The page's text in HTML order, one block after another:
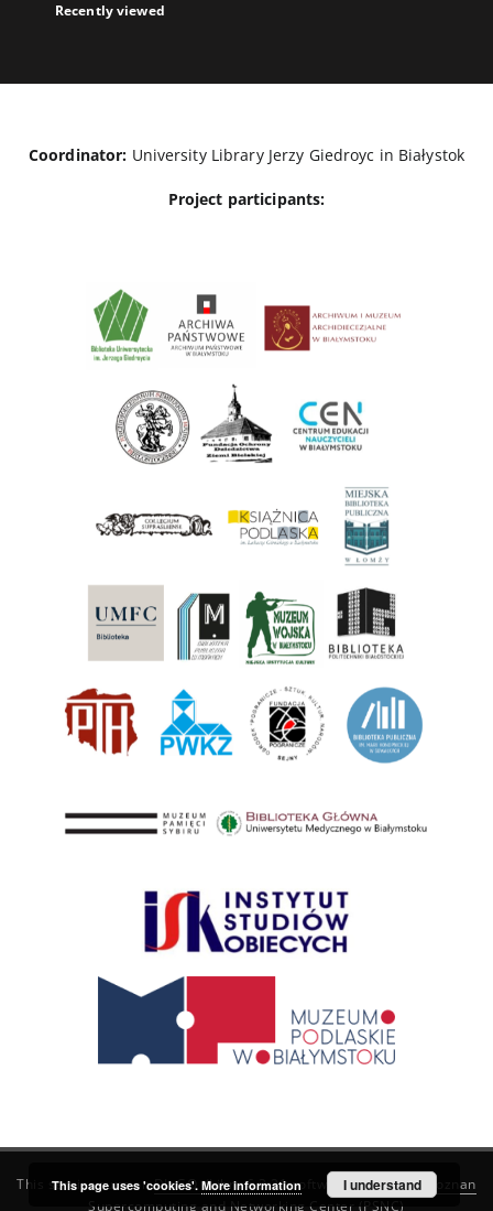
Recently viewed
Coordinator: University Library Jerzy Giedroyc in Białystok
Project participants:
This service runs onDInGO dLibra 6.3.21software created by
Poznan
Supercomputing and Networking Center (PSNC)
This page uses 'cookies'. More information I understand